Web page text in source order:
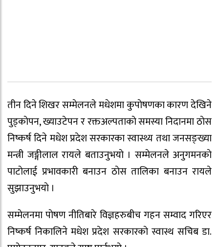
तीन दिने शिखर सम्मेलनले मधेशमा कुपाेषणका कारण देखिने
पुड्काेपन, ख्याउटेपन र रक्तअल्पताकाे समस्या निदानमा ठाेस
निष्कर्ष दिने मधेश प्रदेश सरकारका स्वास्थ्य तथा जनसङ्ख्या
मन्त्री जङ्गीलाल रायले बताउनुभयाे । सम्मेलनले अनुगमनकाे
पाटाेलाई प्रभावकारी बनाउन ठाेस तालिका बनाउन रायले
सुझाउनुभयाे ।
सम्मेलनमा पाेषण नीतिबारे विज्ञहरुबीच गहन सम्वाद गरिएर
निष्कर्ष निकालिने मधेश प्रदेश सरकारकाे स्वास्थ सचिब डा.